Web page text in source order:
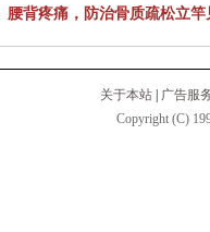
背疼痛，防治骨质疏松立竿
关于本站
广告服
Copyright (C)